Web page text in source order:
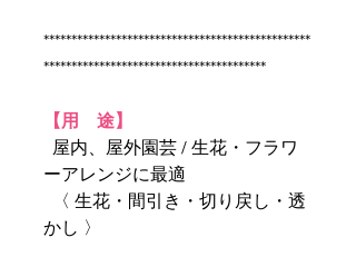
************************************************
****************************************
【用 途】
屋内、屋外園芸 / 生花・フラワ
ーアレンジに最適
〈 生花・間引き・切り戻し・透
かし 〉